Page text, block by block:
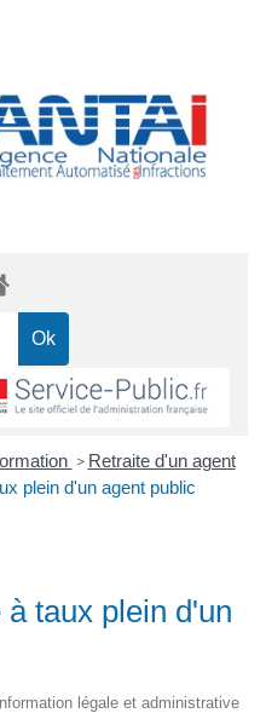
> Retraite d'un agent
plein d'un agent public
taux plein d'un
légale et administrative